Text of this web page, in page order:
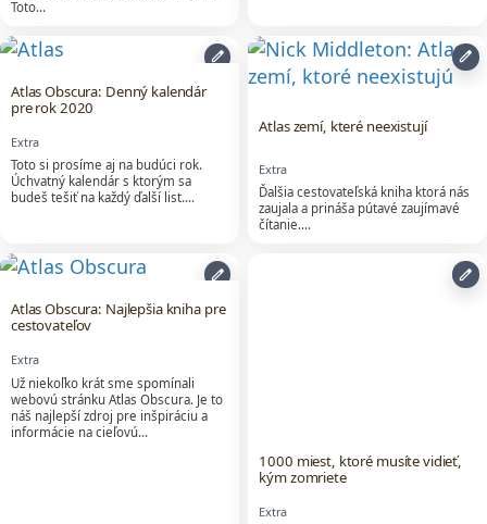
Toto…
edit
Atlas Obscura: Denný kalendár
pre rok 2020
Extra
Toto si prosíme aj na budúci rok.
Úchvatný kalendár s ktorým sa
budeš tešiť na každý ďalší list....
edit
Atlas zemí, které neexistují
Extra
Ďalšia cestovateľská kniha ktorá nás
zaujala a prináša pútavé zaujímavé
čítanie....
edit
Atlas Obscura: Najlepšia kniha pre
cestovateľov
Extra
Už niekoľko krát sme spomínali
webovú stránku Atlas Obscura. Je to
náš najlepší zdroj pre inšpiráciu a
informácie na cieľovú…
edit
1000 miest, ktoré musíte vidieť,
kým zomriete
Extra